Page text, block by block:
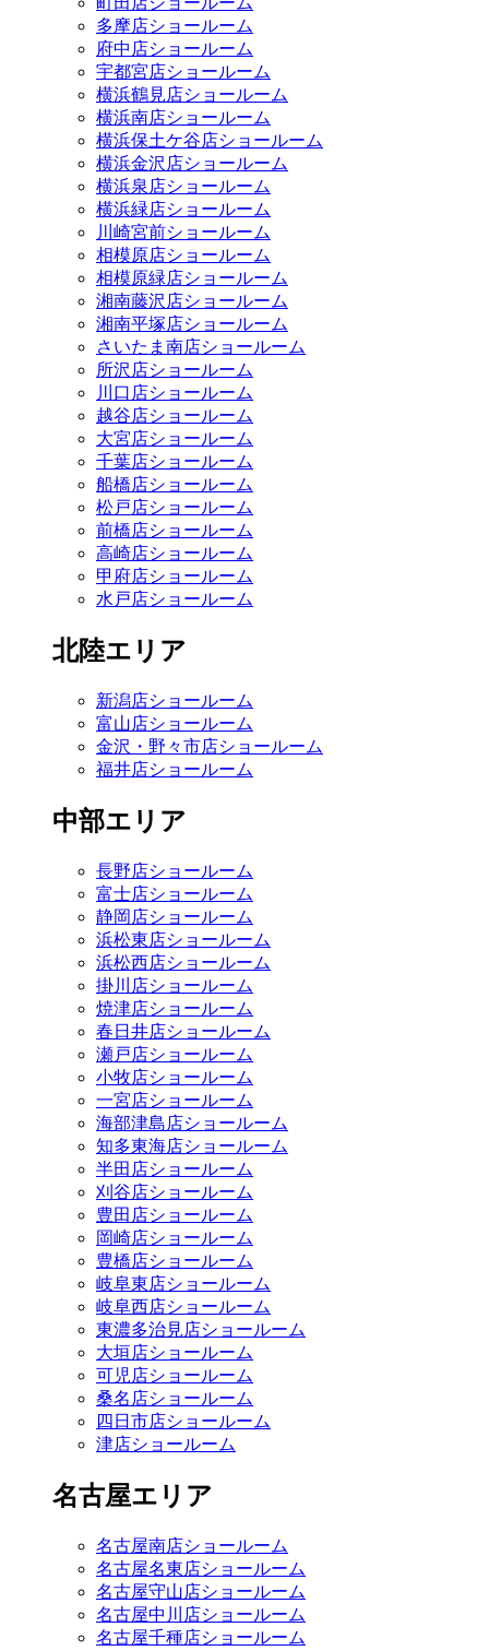
多摩店ショールーム
府中店ショールーム
宇都宮店ショールーム
横浜鶴見店ショールーム
横浜南店ショールーム
横浜保土ケ谷店ショールーム
横浜金沢店ショールーム
横浜泉店ショールーム
横浜緑店ショールーム
川崎宮前ショールーム
相模原店ショールーム
相模原緑店ショールーム
湘南藤沢店ショールーム
湘南平塚店ショールーム
さいたま南店ショールーム
所沢店ショールーム
川口店ショールーム
越谷店ショールーム
大宮店ショールーム
千葉店ショールーム
船橋店ショールーム
松戸店ショールーム
前橋店ショールーム
高崎店ショールーム
甲府店ショールーム
水戸店ショールーム
北陸エリア
新潟店ショールーム
富山店ショールーム
金沢・野々市店ショールーム
福井店ショールーム
中部エリア
長野店ショールーム
富士店ショールーム
静岡店ショールーム
浜松東店ショールーム
浜松西店ショールーム
掛川店ショールーム
焼津店ショールーム
春日井店ショールーム
瀬戸店ショールーム
小牧店ショールーム
一宮店ショールーム
海部津島店ショールーム
知多東海店ショールーム
半田店ショールーム
刈谷店ショールーム
豊田店ショールーム
岡崎店ショールーム
豊橋店ショールーム
岐阜東店ショールーム
岐阜西店ショールーム
東濃多治見店ショールーム
大垣店ショールーム
可児店ショールーム
桑名店ショールーム
四日市店ショールーム
津店ショールーム
名古屋エリア
名古屋南店ショールーム
名古屋名東店ショールーム
名古屋守山店ショールーム
名古屋中川店ショールーム
名古屋千種店ショールーム